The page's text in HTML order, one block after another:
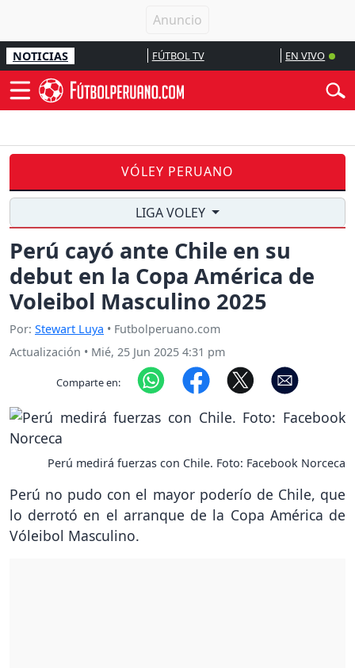
NOTICIAS FÚTBOL TV EN VIVO
VÓLEY PERUANO
LIGA VOLEY
Perú cayó ante Chile en su
debut en la Copa América de
Voleibol Masculino 2025
Por: Stewart Luya • Futbolperuano.com
Actualización • Mié, 25 Jun 2025 4:31 pm
Comparte en:
Perú medirá fuerzas con Chile. Foto: Facebook Norceca
Perú no pudo con el mayor poderío de Chile, que
lo derrotó en el arranque de la Copa América de
Vóleibol Masculino.